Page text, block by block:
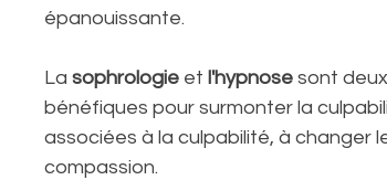
épanouissante.
La sophrologie et l'hypnose sont
bénéfiques pour surmonter la
associées à la culpabilité, à changer
compassion.